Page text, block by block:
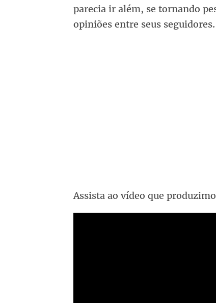
parecia ir além, se tornando
opiniões entre seus seguidores.
Assista ao vídeo que